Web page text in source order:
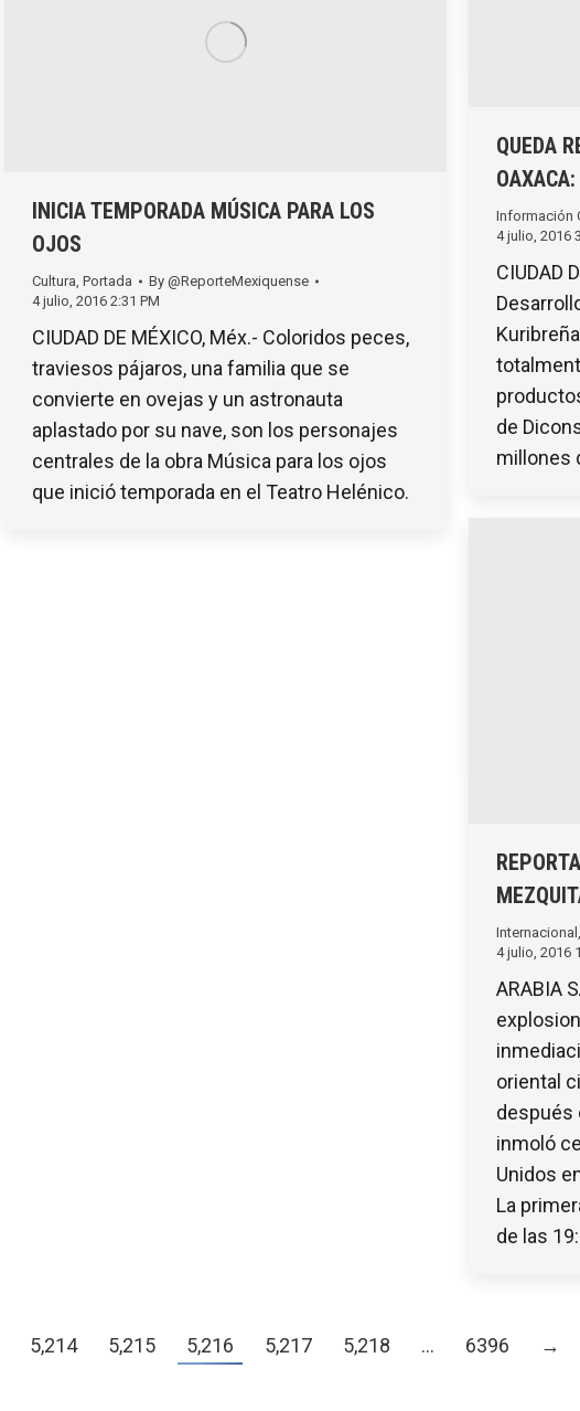
QUEDA
Información
4 julio, 2016
CIUDAD
de
millones
INICIA TEMPORADA MÚSICA PARA LOS
OJOS
Cultura Portada By @ReporteMexiquense
4 julio, 2016 2:31 PM
CIUDAD DE MÉXICO, Méx.- Coloridos peces,
traviesos pájaros, una familia que se
convierte en ovejas y un astronauta
aplastado por su nave, son los personajes
centrales de la obra Música para los ojos
que inició temporada en el Teatro Helénico.
Internacional ,
4 julio, 2016
ARABIA
oriental
después
inmoló
Unidos
La
de las
5,214 5,215 5,216 5,217 5,218 … 6396 →